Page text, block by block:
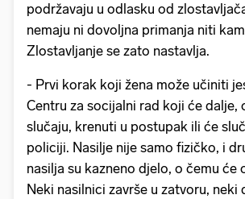
podržavaju u odlasku od
nemaju ni dovoljna primanja niti
Zlostavljanje se zato nastavlja.
- Prvi korak koji žena može učiniti
Centru za socijalni rad koji će dalje,
slučaju, krenuti u postupak ili će
policiji. Nasilje nije samo fizičko, i
nasilja su kazneno djelo, o čemu će
Neki nasilnici završe u zatvoru, neki